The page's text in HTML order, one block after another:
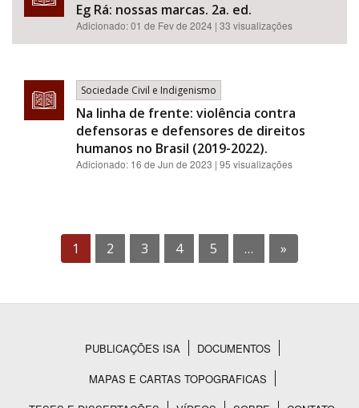
Eg Rá: nossas marcas. 2a. ed.
Adicionado:01 de Fev de 2024 | 33 visualizações
Sociedade Civil e Indigenismo
Na linha de frente: violência contra
defensoras e defensores de direitos
humanos no Brasil (2019-2022).
Adicionado: 16 de Jun de 2023 | 95 visualizações
1 2 3 4 5 … »
Rodapé
PUBLICAÇÕES ISA
DOCUMENTOS
MAPAS E CARTAS TOPOGRAFICAS